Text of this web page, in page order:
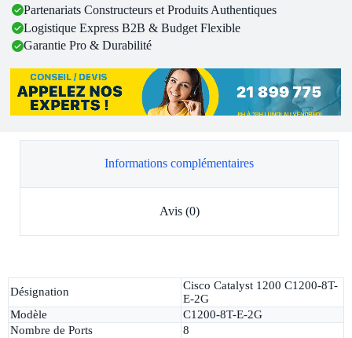
Partenariats Constructeurs et Produits Authentiques
Logistique Express B2B & Budget Flexible
Garantie Pro & Durabilité
Informations complémentaires
Avis (0)
Désignation
Cisco Catalyst 1200 C1200-8T-
E-2G
Modèle
C1200-8T-E-2G
Nombre de Ports
8